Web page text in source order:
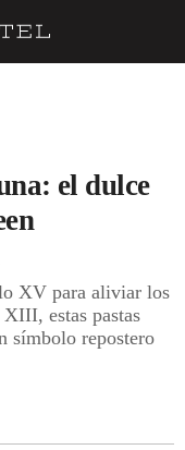
el dulce
XV para aliviar los
estas pastas
símbolo repostero